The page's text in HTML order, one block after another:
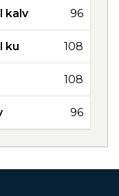
kalv 96
ku 108
108
96